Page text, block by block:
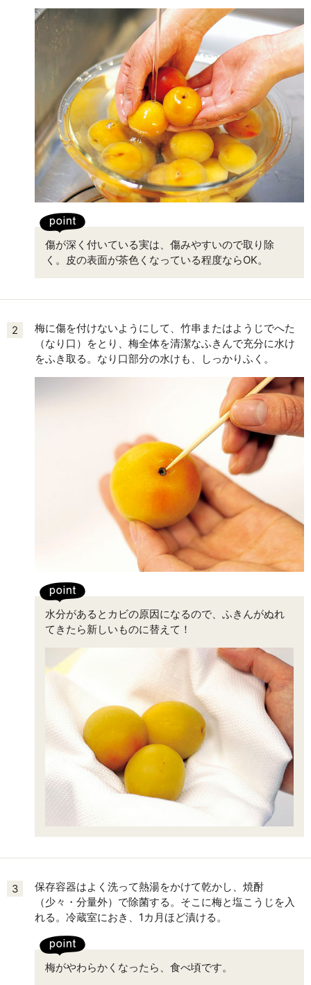
傷が深く付いている実は、傷みやすいので取り除
く。皮の表面が茶色くなっている程度ならOK。
2
梅に傷を付けないようにして、竹串またはようじでへた
（なり口）をとり、梅全体を清潔なふきんで充分に水け
をふき取る。なり口部分の水けも、しっかりふく。
水分があるとカビの原因になるので、ふきんがぬれ
てきたら新しいものに替えて！
3
保存容器はよく洗って熱湯をかけて乾かし、焼酎
（少々・分量外）で除菌する。そこに梅と塩こうじを入
れる。冷蔵室におき、1カ月ほど漬ける。
梅がやわらかくなったら、食べ頃です。